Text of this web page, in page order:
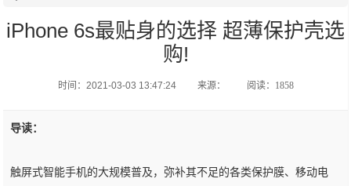
iPhone 6s最贴身的选择 超薄保护壳选
购!
时间：2021-03-03 13:47:24 来源： 阅读：1858
导读：
触屏式智能手机的大规模普及，弥补其不足的各类保护膜、移动电